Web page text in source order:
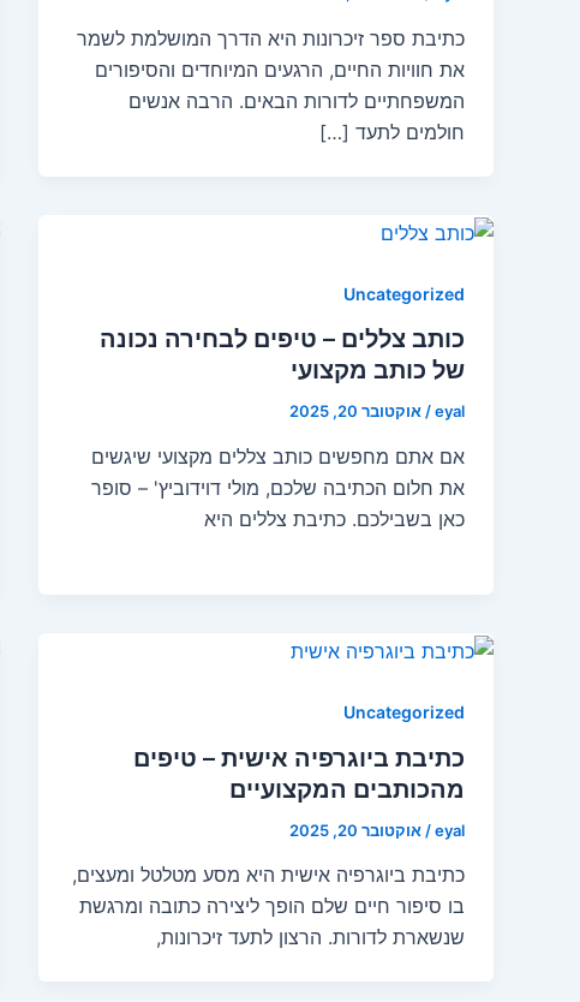
כתיבת ספר זיכרונות היא הדרך המושלמת לשמר
את חוויות החיים, הרגעים המיוחדים והסיפורים
המשפחתיים לדורות הבאים. הרבה אנשים
חולמים לתעד […]
Uncategorized
כותב צללים – טיפים לבחירה נכונה
של כותב מקצועי
eyal
/אוקטובר 20, 2025
אם אתם מחפשים כותב צללים מקצועי שיגשים
את חלום הכתיבה שלכם, מולי דוידוביץ' – סופר
כאן בשבילכם. כתיבת צללים היא
Uncategorized
כתיבת ביוגרפיה אישית – טיפים
מהכותבים המקצועיים
eyal
/ אוקטובר 20, 2025
כתיבת ביוגרפיה אישית היא מסע מטלטל ומעצים,
בו סיפור חיים שלם הופך ליצירה כתובה ומרגשת
שנשארת לדורות. הרצון לתעד זיכרונות,